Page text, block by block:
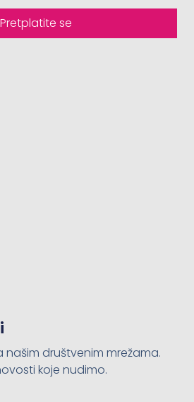
našim društvenim mrežama.
koje nudimo.
Pretplatite se